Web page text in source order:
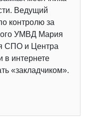
Ведущий
контролю за
УМВД Мария
СПО и Центра
в интернете
«закладчиком».